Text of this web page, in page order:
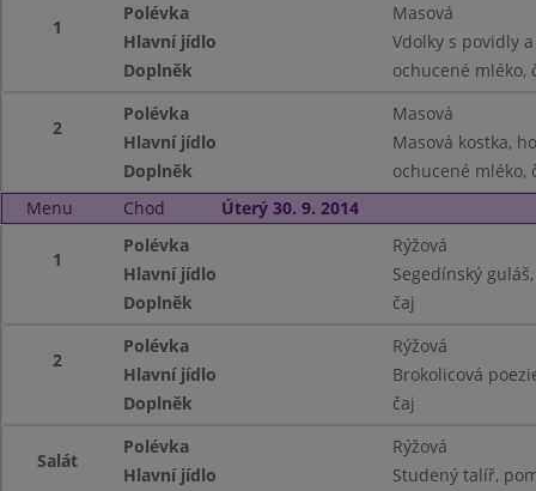
1
Polévka
Masová
Hlavní jídlo
Vdolky s povidly
Doplněk
ochucené mléko,
2
Polévka
Masová
Hlavní jídlo
Masová kostka,
Doplněk
ochucené mléko,
Menu
Chod Úterý 30. 9. 2014
1
Polévka
Rýžová
Hlavní jídlo
Segedínský
Doplněk
čaj
2
Polévka
Rýžová
Hlavní jídlo
Brokolicová
Doplněk
čaj
Salát
Polévka
Rýžová
Hlavní jídlo
Studený talíř,